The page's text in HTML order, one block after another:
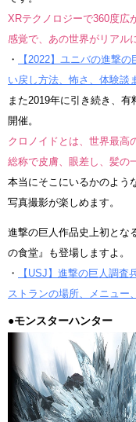
XRテクノロジーで360度広
感覚で、あの世界がリアル
・
【2022】ユニバの進撃
い戻し方法、怖さ、体験談
また2019年に引き続き、
開催。
クロノイドとは、世界最高
総称で皮膚、眼差し、髪の
本当にそこにいるかのよう
写真撮影が楽しめます。
進撃の巨人作品史上初とな
の食堂』も登場しますよ。
・
【USJ】進撃の巨人調
ストランの場所、メニュー
●モンスターハンター